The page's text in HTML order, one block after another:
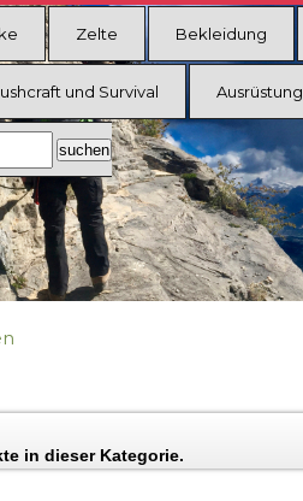
Zelte Bekleidung
und Survival Ausrüstung
in dieser Kategorie.